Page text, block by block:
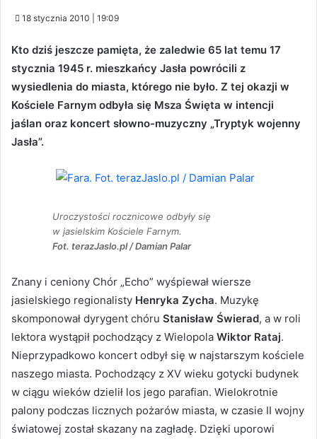
18 stycznia 2010 | 19:09
Kto dziś jeszcze pamięta, że zaledwie 65 lat temu 17
stycznia 1945 r. mieszkańcy Jasła powrócili z
wysiedlenia do miasta, którego nie było. Z tej okazji w
Kościele Farnym odbyła się Msza Święta w intencji
jaślan oraz koncert słowno-muzyczny „Tryptyk wojenny
Jasła”.
Uroczystości rocznicowe odbyły się
w jasielskim Kościele Farnym.
Fot. terazJaslo.pl / Damian Palar
Znany i ceniony Chór „Echo” wyśpiewał wiersze
jasielskiego regionalisty Henryka Zycha. Muzykę
skomponował dyrygent chóru Stanisław Świerad, a w roli
lektora wystąpił pochodzący z Wielopola Wiktor Rataj.
Nieprzypadkowo koncert odbył się w najstarszym kościele
naszego miasta. Pochodzący z XV wieku gotycki budynek
w ciągu wieków dzielił los jego parafian. Wielokrotnie
palony podczas licznych pożarów miasta, w czasie II wojny
światowej został skazany na zagładę. Dzięki uporowi